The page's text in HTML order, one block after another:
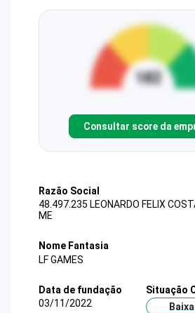
Consultar score da
Razão Social
48.497.235 LEONARDO FELIX
ME
Nome Fantasia
LF GAMES
Data de fundação
03/11/2022
Situação